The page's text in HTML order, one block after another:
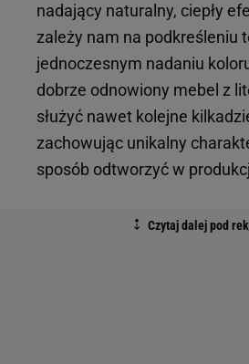
nadający naturalny, ciepły
zależy nam na podkreśleniu
jednoczesnym nadaniu
dobrze odnowiony mebel z
służyć nawet kolejne
zachowując unikalny
sposób odtworzyć w